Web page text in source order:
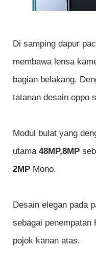
Di samping dapur
membawa lensa
bagian belakang.
tatanan desain oppo
Modul bulat yang
utama 48MP,8MP
2MP Mono.
Desain elegan pada
sebagai penempatan
pojok kanan atas.